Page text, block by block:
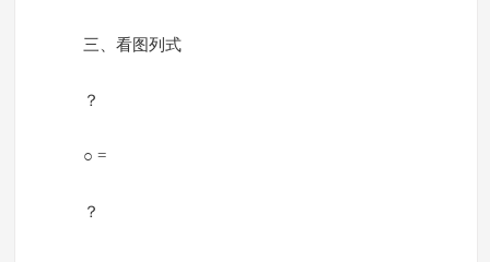
三、看图列式
？
○ =
？